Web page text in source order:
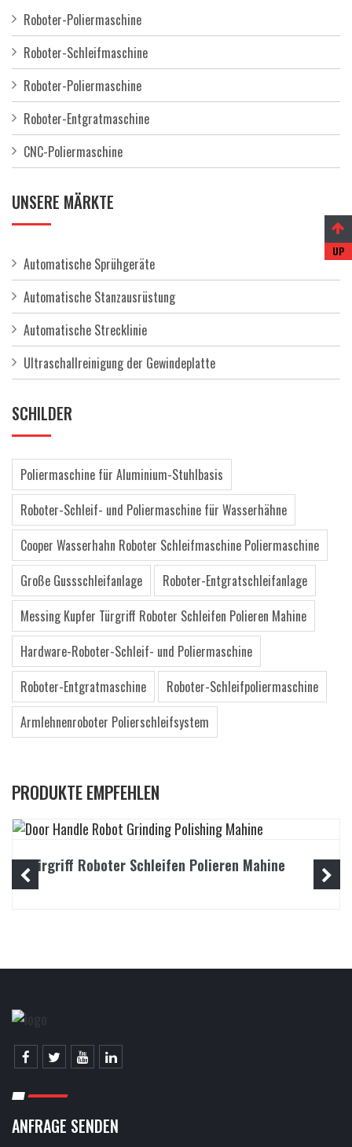
Roboter-Poliermaschine
Roboter-Schleifmaschine
Roboter-Poliermaschine
Roboter-Entgratmaschine
CNC-Poliermaschine
UNSERE MÄRKTE
Automatische Sprühgeräte
Automatische Stanzausrüstung
Automatische Strecklinie
Ultraschallreinigung der Gewindeplatte
SCHILDER
Poliermaschine für Aluminium-Stuhlbasis
Roboter-Schleif- und Poliermaschine für Wasserhähne
Cooper Wasserhahn Roboter Schleifmaschine Poliermaschine
Große Gussschleifanlage
Roboter-Entgratschleifanlage
Messing Kupfer Türgriff Roboter Schleifen Polieren Mahine
Hardware-Roboter-Schleif- und Poliermaschine
Roboter-Entgratmaschine
Roboter-Schleifpoliermaschine
Armlehnenroboter Polierschleifsystem
PRODUKTE EMPFEHLEN
Türgriff Roboter Schleifen Polieren Mahine
ANFRAGE SENDEN